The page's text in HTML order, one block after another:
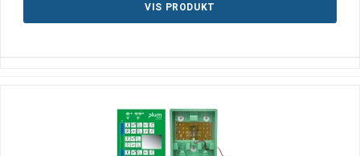
VIS PRODUKT